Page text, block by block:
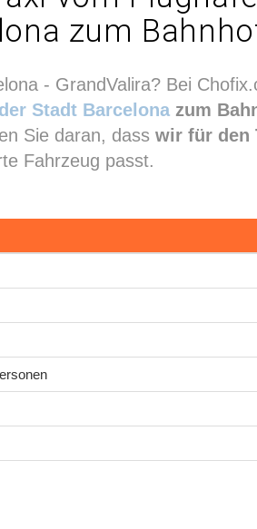
zum
- GrandValira? Bei
Stadt Barcelona zum
Sie daran, dass wir für den
Fahrzeug passt.